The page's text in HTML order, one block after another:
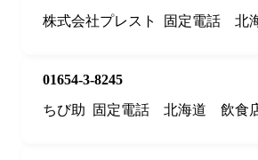
株式会社プレスト
固定電話 北
01654-3-8245
ちび助
固定電話 北海道 飲食